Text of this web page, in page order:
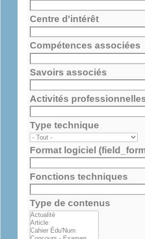
Centre d'intérêt
Compétences associées
Savoirs associés
Activités
Type technique
Format logiciel
Fonctions techniques
Type de contenus